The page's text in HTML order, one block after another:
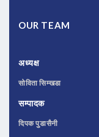
OUR TEAM
अध्यक्ष
सोविता सिम्खडा
सम्पादक
दिपक पुडासैनी